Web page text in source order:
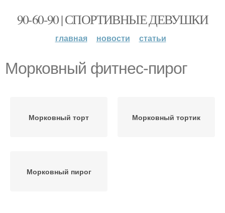
90-60-90 | СПОРТИВНЫЕ ДЕВУШКИ
главная новости статьи
Морковный фитнес-пирог
Морковный торт Морковный тортик
Морковный пирог